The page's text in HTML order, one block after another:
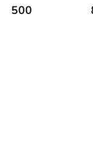
500